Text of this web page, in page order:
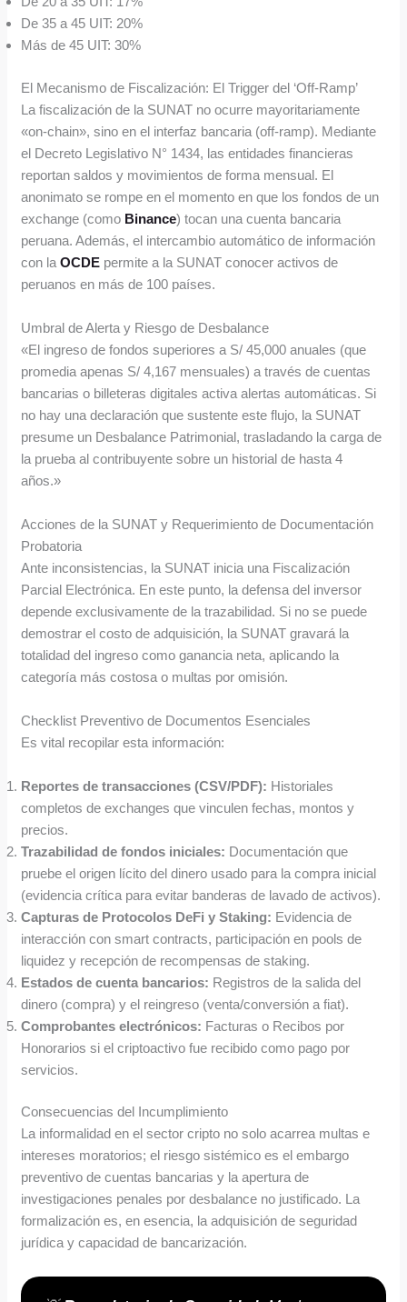
De 35 a 45 UIT: 20%
Más de 45 UIT: 30%
El Mecanismo de Fiscalización: El Trigger del ‘Off-Ramp’
La fiscalización de la SUNAT no ocurre mayoritariamente
«on-chain», sino en el interfaz bancaria (off-ramp). Mediante
el Decreto Legislativo N° 1434, las entidades financieras
reportan saldos y movimientos de forma mensual. El
anonimato se rompe en el momento en que los fondos de un
exchange (como Binance) tocan una cuenta bancaria
peruana. Además, el intercambio automático de información
con laOCDE permite a la SUNAT conocer activos de
peruanos en más de 100 países.
Umbral de Alerta y Riesgo de Desbalance
«El ingreso de fondos superiores a S/ 45,000 anuales (que
promedia apenas S/ 4,167 mensuales) a través de cuentas
bancarias o billeteras digitales activa alertas automáticas. Si
no hay una declaración que sustente este flujo, la SUNAT
presume un Desbalance Patrimonial, trasladando la carga de
la prueba al contribuyente sobre un historial de hasta 4
años.»
Acciones de la SUNAT y Requerimiento de Documentación
Probatoria
Ante inconsistencias, la SUNAT inicia una Fiscalización
Parcial Electrónica. En este punto, la defensa del inversor
depende exclusivamente de la trazabilidad. Si no se puede
demostrar el costo de adquisición, la SUNAT gravará la
totalidad del ingreso como ganancia neta, aplicando la
categoría más costosa o multas por omisión.
Checklist Preventivo de Documentos Esenciales
Es vital recopilar esta información:
Reportes de transacciones (CSV/PDF): Historiales
completos de exchanges que vinculen fechas, montos y
precios.
Trazabilidad de fondos iniciales: Documentación que
pruebe el origen lícito del dinero usado para la compra inicial
(evidencia crítica para evitar banderas de lavado de activos).
Capturas de Protocolos DeFi y Staking: Evidencia de
interacción con smart contracts, participación en pools de
liquidez y recepción de recompensas de staking.
Estados de cuenta bancarios: Registros de la salida del
dinero (compra) y el reingreso (venta/conversión a fiat).
Comprobantes electrónicos: Facturas o Recibos por
Honorarios si el criptoactivo fue recibido como pago por
servicios.
Consecuencias del Incumplimiento
La informalidad en el sector cripto no solo acarrea multas e
intereses moratorios; el riesgo sistémico es el embargo
preventivo de cuentas bancarias y la apertura de
investigaciones penales por desbalance no justificado. La
formalización es, en esencia, la adquisición de seguridad
jurídica y capacidad de bancarización.